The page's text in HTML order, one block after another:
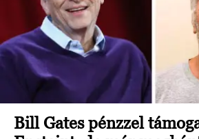
Bill Gates pénzzel